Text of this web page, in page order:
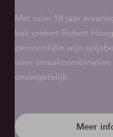
Met ruim 18 jaar
kok creëert Robert
persoonlijke wijn-
voor
onvergetelijk.
Meer